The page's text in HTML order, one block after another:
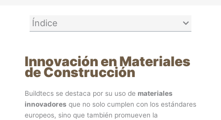
Índice
Innovación en Materiales
de Construcción
Buildtecs se destaca por su uso de materiales
innovadores que no solo cumplen con los estándares
europeos, sino que también promueven la